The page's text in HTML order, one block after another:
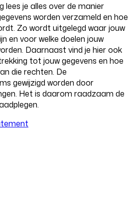
lees je alles over de manier
worden verzameld en hoe
Zo wordt uitgelegd waar jouw
en voor welke doelen jouw
Daarnaast vind je hier ook
tot jouw gegevens en hoe
die rechten. De
gewijzigd worden door
Het is daarom raadzaam de